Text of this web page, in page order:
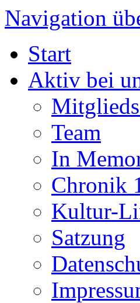
Navigation
Start
Aktiv bei
Team
In
Chronik
Kultur-
Satzung